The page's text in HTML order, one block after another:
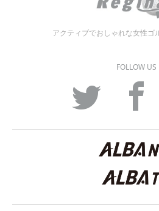
アクティブでおしゃれな女性ゴ
FOLLOW US
Facebook Instagram